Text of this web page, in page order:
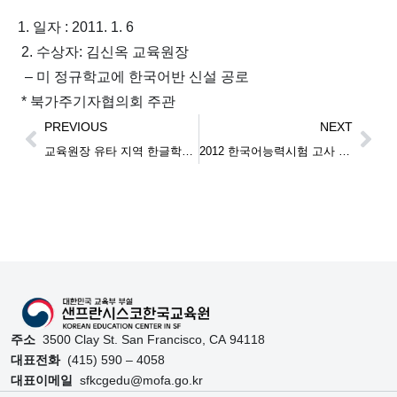
1. 일자 : 2011. 1. 6
2. 수상자: 김신옥 교육원장
– 미 정규학교에 한국어반 신설 공로
* 북가주기자협의회 주관
PREVIOUS
교육원장 유타 지역 한글학교 방문
NEXT
2012 한국어능력시험 고사 감독관 회의
주소 3500 Clay St. San Francisco, CA 94118
대표전화(415) 590 – 4058
대표이메일
sfkcgedu@mofa.go.kr